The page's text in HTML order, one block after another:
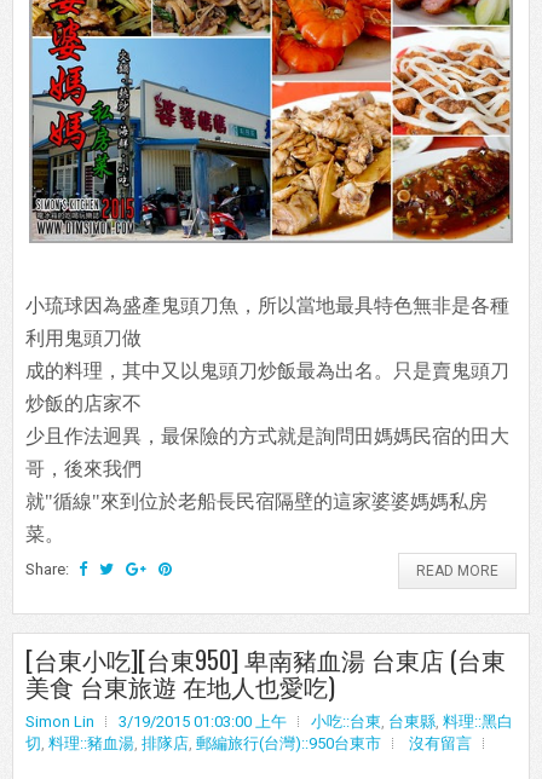
小琉球因為盛產鬼頭刀魚，所以當地最具特色無非是各種
利用鬼頭刀做
成的料理，其中又以鬼頭刀炒飯最為出名。只是賣鬼頭刀
炒飯的店家不
少且作法迥異，最保險的方式就是詢問田媽媽民宿的田大
哥，後來我們
就"循線"來到位於老船長民宿隔壁的這家婆婆媽媽私房
菜。
Share: READ MORE
[台東小吃][台東950] 卑南豬血湯 台東店 (台東
美食 台東旅遊 在地人也愛吃)
Simon Lin 3/19/2015 01:03:00 上午 小吃::台東, 台東縣, 料理::黑白
切, 料理::豬血湯, 排隊店, 郵編旅行(台灣)::950台東市 沒有留言